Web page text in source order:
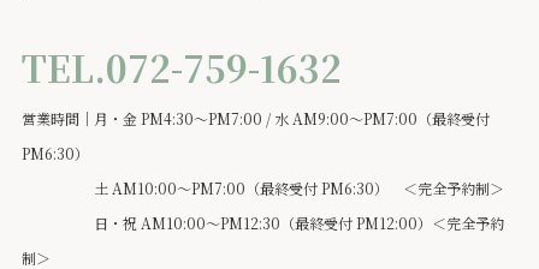
TEL.072-759-1632
営業時間｜月・金 PM4:30～PM7:00 / 水 AM9:00～PM7:00（最終受付
PM6:30）
土 AM10:00～PM7:00（最終受付 PM6:30） ＜完全予約制＞
日・祝 AM10:00～PM12:30（最終受付 PM12:00）＜完全予約
制＞